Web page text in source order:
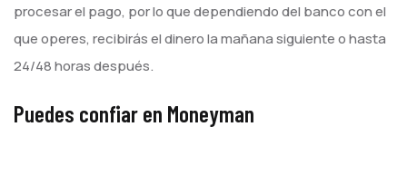
procesar el pago, por lo que dependiendo del banco con el
que operes, recibirás el dinero la mañana siguiente o hasta
24/48 horas después.
Puedes confiar en Moneyman